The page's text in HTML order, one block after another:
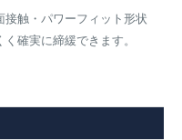
触・パワーフィット形状
確実に締緩できます。